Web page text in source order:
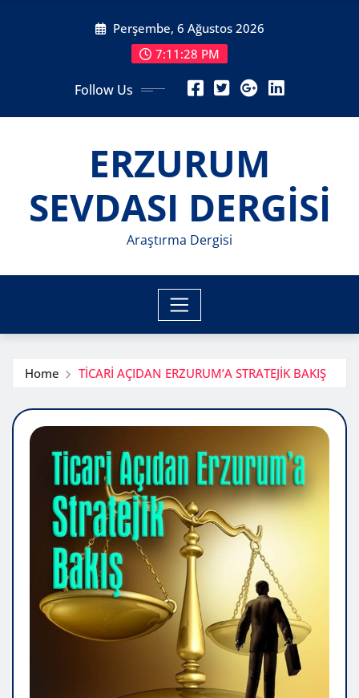
Perşembe, 6 Ağustos 2026
7:11:30 PM
Follow Us
ERZURUM
SEVDASI DERGİSİ
Araştırma Dergisi
Home TİCARİ AÇIDAN ERZURUM’A STRATEJİK BAKIŞ